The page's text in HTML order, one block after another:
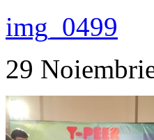
img_0499
29